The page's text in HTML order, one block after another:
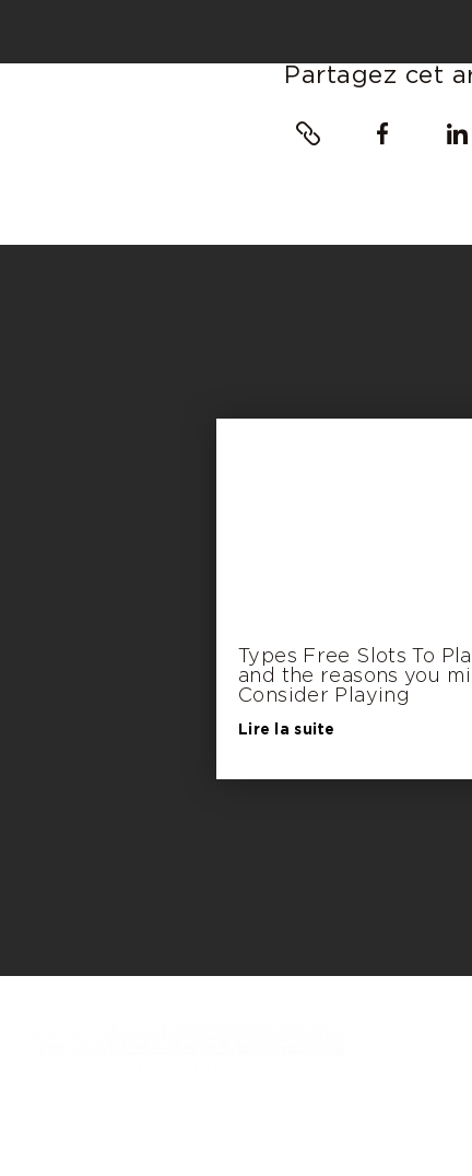
Partagez cet
Lien
Types Free Slots To
and the reasons you
Consider Playing
Lire la suite